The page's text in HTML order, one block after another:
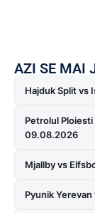
AZI SE MAI
Hajduk Split vs
Petrolul
09.08.2026
Mjallby vs
Pyunik